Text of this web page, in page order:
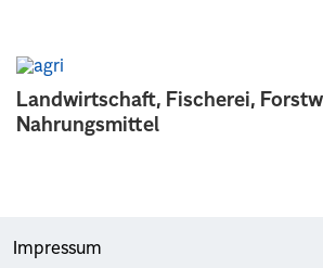
Landwirtschaft, Fischerei,
Nahrungsmittel
Impressum